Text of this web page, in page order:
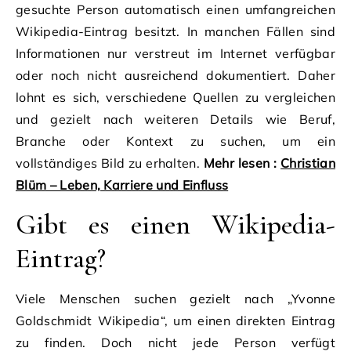
gesuchte Person automatisch einen umfangreichen
Wikipedia-Eintrag besitzt. In manchen Fällen sind
Informationen nur verstreut im Internet verfügbar
oder noch nicht ausreichend dokumentiert. Daher
lohnt es sich, verschiedene Quellen zu vergleichen
und gezielt nach weiteren Details wie Beruf,
Branche oder Kontext zu suchen, um ein
vollständiges Bild zu erhalten. Mehr lesen : Christian
Blüm – Leben, Karriere und Einfluss
Gibt es einen Wikipedia-
Eintrag?
Viele Menschen suchen gezielt nach „Yvonne
Goldschmidt Wikipedia“, um einen direkten Eintrag
zu finden. Doch nicht jede Person verfügt